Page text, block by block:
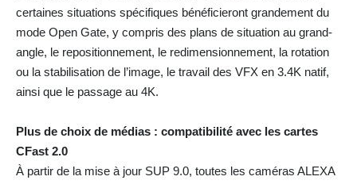
certaines situations spécifiques bénéficieront grandement du
mode Open Gate, y compris des plans de situation au grand-
angle, le repositionnement, le redimensionnement, la rotation
ou la stabilisation de l’image, le travail des VFX en 3.4K natif,
ainsi que le passage au 4K.
Plus de choix de médias : compatibilité avec les cartes
CFast 2.0
À partir de la mise à jour SUP 9.0, toutes les caméras ALEXA